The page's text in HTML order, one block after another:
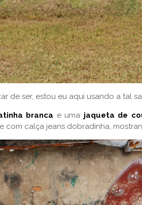
de ser, estou eu aqui usando a tal
branca e uma jaqueta de
com calça jeans dobradinha,